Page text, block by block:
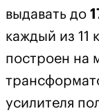
выдавать до
каждый из 11
построен на
усилителя